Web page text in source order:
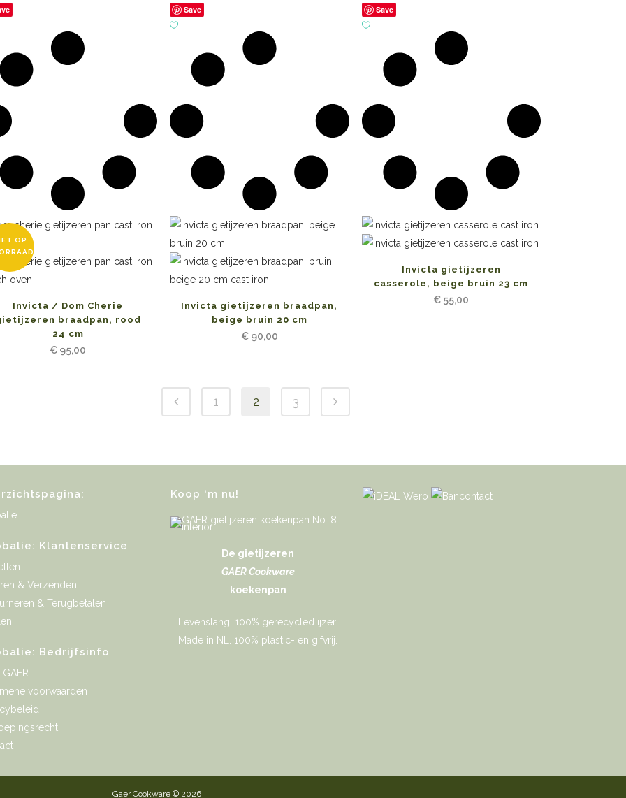
OP
Invicta / Dom Cherie
braadpan, rood
24 cm
€ 95,00
Save
Invicta gietijzeren braadpan,
beige bruin 20 cm
€90,00
Save
Invicta gietijzeren
casserole, beige bruin 23 cm
€ 55,00
1 2 3
Klantenservice
& Verzenden
& Terugbetalen
Bedrijfsinfo
voorwaarden
Koop ‘m nu!
De gietijzeren
GAER Cookware
koekenpan
Levenslang. 100% gerecycled ijzer.
Made in NL. 100% plastic- en gifvrij.
Gaer Cookware © 2026